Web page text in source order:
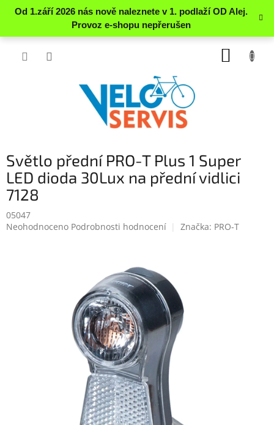
Přejít
Světlo přední PRO-T Plus 1 Super
LED dioda 30Lux na přední vidlici
7128
05047
Průměrné
Neohodnoceno Podrobnosti hodnocení Značka: PRO-T